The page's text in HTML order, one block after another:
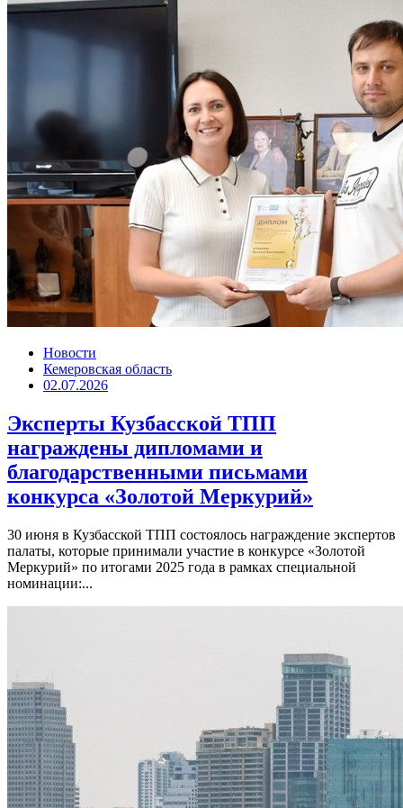
Новости
Кемеровская область
02.07.2026
Эксперты Кузбасской ТПП
награждены дипломами и
благодарственными письмами
конкурса «Золотой Меркурий»
30 июня в Кузбасской ТПП состоялось награждение экспертов
палаты, которые принимали участие в конкурсе «Золотой
Меркурий» по итогами 2025 года в рамках специальной
номинации:...